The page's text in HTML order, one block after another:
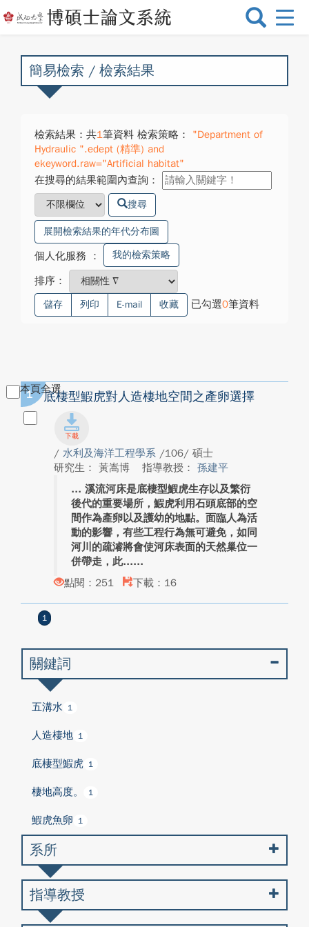
選
換
簡易檢索 / 檢索結果
檢索結果：共1筆資料 檢索策略：
"Department of
Hydraulic ".edept (精準) and
ekeyword.raw="Artificial habitat"
在搜尋的結果範圍內查詢：
搜尋
展開檢索結果的年代分布圖
個人化服務 ： 我的檢索策略
排序：
儲存 列印 E-mail 收藏 已勾選0筆資料
本頁全選
1 底棲型鰕虎對人造棲地空間之產卵選擇
/ 水利及海洋工程學系 /106/ 碩士
研究生： 黃嵩博
指導教授： 孫建平
溪流河床是底棲型鰕虎生存以及繁衍
後代的重要場所，鰕虎利用石頭底部的空
間作為產卵以及護幼的地點。面臨人為活
動的影響，有些工程行為無可避免，如同
河川的疏濬將會使河床表面的天然巢位一
併帶走，此...
點閱：251
下載：16
1
關鍵詞
五溝水 1
人造棲地 1
底棲型鰕虎 1
棲地高度。 1
鰕虎魚卵 1
系所
指導教授